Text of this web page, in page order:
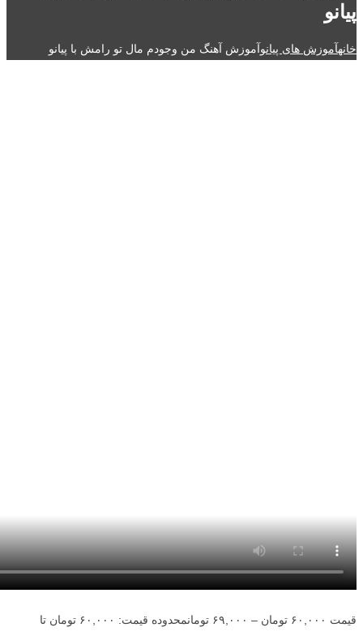
پیانو
خانهآموزش های پیانوآموزش آهنگ من وجودم مال تو رامش با پیانو
قیمت ۶۰,۰۰۰ تومان – ۶۹,۰۰۰ تومان
محدوده قیمت: ۶۰,۰۰۰ تومان تا